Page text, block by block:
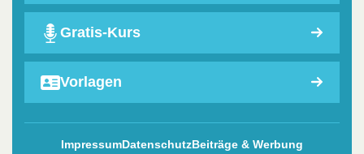
Gratis-Kurs
Vorlagen
ImpressumDatenschutzBeiträge & Werbung